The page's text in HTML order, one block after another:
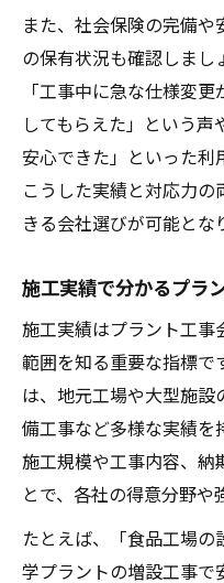
また、社会保険の完備
の保有状況も確認しまし
「工事中に急な仕様変
してもらえた」という
安心できた」といった利
こうした実績と対応力
きる会社選びが可能とな
施工実績で分かるプラ
施工実績はプラント工
範囲を知る重要な指標で
は、地元工場や大型施
備工事など多様な実績を
施工規模や工事内容、納
とで、各社の得意分野や
たとえば、「食品工場
学プラントの増設工事で